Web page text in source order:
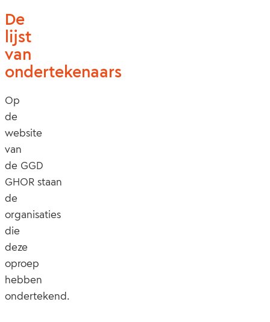
De
lijst
van
ondertekenaars
Op
de
website
van
de GGD
GHOR staan
de
organisaties
die
deze
oproep
hebben
ondertekend.